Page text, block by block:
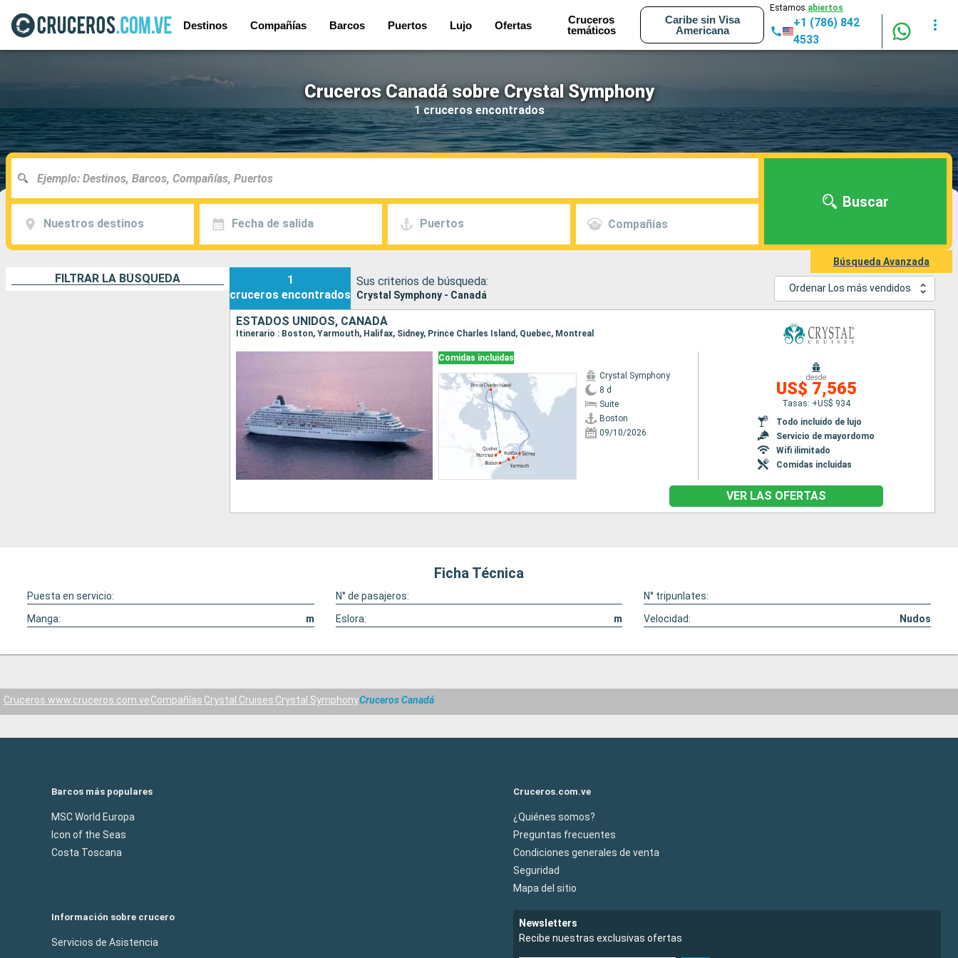
Destinos Compañías Barcos Puertos Lujo Ofertas
Cruceros
temáticos
Caribe sin Visa
Americana
Estamos abiertos
+1 (786) 842
4533
Cruceros Canadá sobre Crystal Symphony
1 cruceros encontrados
Nuestros destinos Fecha de salida Puertos Compañías
Buscar
Búsqueda Avanzada
FILTRAR LA BÚSQUEDA
1
cruceros encontrados
Sus criterios de búsqueda:
Crystal Symphony - Canadá
Ordenar Los más vendidos
ESTADOS UNIDOS, CANADÁ
Itinerario : Boston, Yarmouth, Halifax, Sidney, Prince Charles Island, Quebec, Montreal
Comidas incluidas
Crystal Symphony
8 d
Suite
Boston
09/10/2026
desde
US$ 7,565
Tasas: +US$ 934
Todo incluido de lujo
Servicio de mayordomo
Wifi ilimitado
Comidas incluidas
VER LAS OFERTAS
Ficha Técnica
Puesta en servicio: N° de pasajeros:
N° tripunlates:
Manga:
m Eslora: m Velocidad: Nudos
Cruceros www.cruceros.com.veCompañías Crystal Cruises Crystal SymphonyCruceros Canadá
Barcos más populares
MSC World Europa
Icon of the Seas
Costa Toscana
Cruceros.com.ve
¿Quiénes somos?
Preguntas frecuentes
Condiciones generales de venta
Seguridad
Mapa del sitio
Información sobre crucero
Servicios de Asistencia
Newsletters
Recibe nuestras exclusivas ofertas